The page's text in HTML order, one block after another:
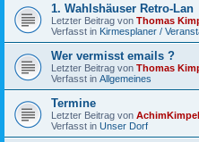
1. Wahlshäuser Retro-Lan
Letzter Beitrag von Thomas
Verfasst in Kirmesplaner /
Wer vermisst emails ?
Letzter Beitrag von Thomas
Verfasst in Allgemeines
Termine
Letzter Beitrag von AchimKimpel
Verfasst in Unser Dorf